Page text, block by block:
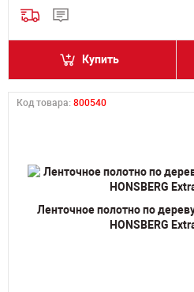
Купить
Код товара: 800540
Ленточное полотно по
HONSBERG